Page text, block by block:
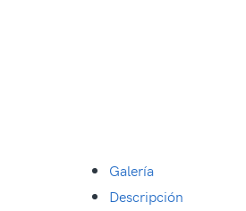
Galería
Descripción